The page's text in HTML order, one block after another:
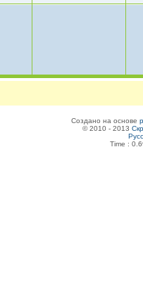
Создано на основе
© 2010 - 2013
Time :